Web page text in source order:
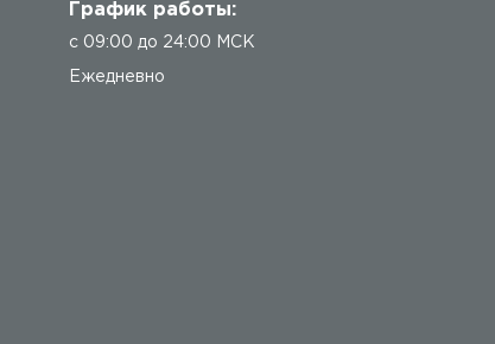
График работы:
с 09:00 до 24:00 МСК
Ежедневно